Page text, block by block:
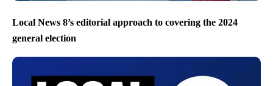
Local News 8’s editorial approach to covering the 2024
general election